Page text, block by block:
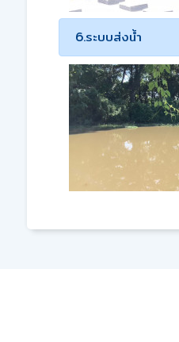
6.ระบบส่งน้ำ